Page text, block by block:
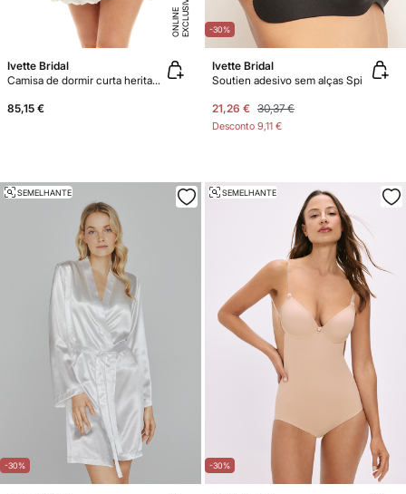
E
X
C
L
U
SI
V
E
O
N
LI
N
E
Ivette Bridal
Camisa de dormir curta heritage em crepe prateada
85,15 €
-30%
Ivette Bridal
Soutien adesivo sem alças Spi
21,26 € 30,37 €
Desconto 9,11 €
-30%
SEMELHANTE
-30%
SEMELHANTE